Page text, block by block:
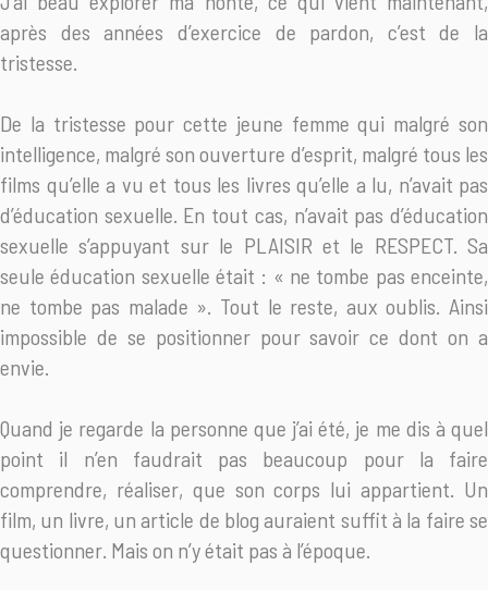
après des années d’exercice de pardon, c’est de la
tristesse.
De la tristesse pour cette jeune femme qui malgré son
intelligence, malgré son ouverture d’esprit, malgré tous les
films qu’elle a vu et tous les livres qu’elle a lu, n’avait pas
d’éducation sexuelle. En tout cas, n’avait pas d’éducation
sexuelle s’appuyant sur le PLAISIR et le RESPECT. Sa
seule éducation sexuelle était : « ne tombe pas enceinte,
ne tombe pas malade ». Tout le reste, aux oublis. Ainsi
impossible de se positionner pour savoir ce dont on a
envie.
Quand je regarde la personne que j’ai été, je me dis à quel
point il n’en faudrait pas beaucoup pour la faire
comprendre, réaliser, que son corps lui appartient. Un
film, un livre, un article de blog auraient suffit à la faire se
questionner. Mais on n’y était pas à l’époque.